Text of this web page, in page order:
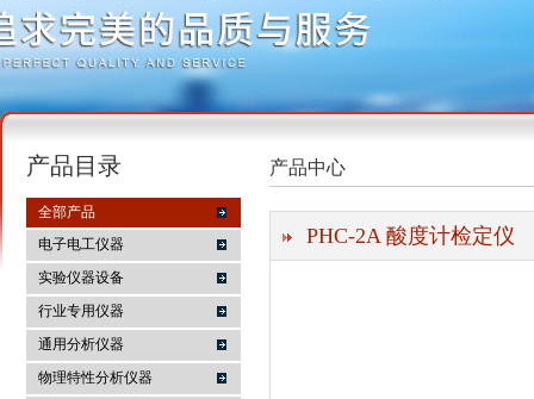
麦科仪（北京）科技有限公司
产品目录
全部产品
电子电工仪器
实验仪器设备
行业专用仪器
通用分析仪器
物理特性分析仪器
产品中心
PHC-2A 酸度计检定仪